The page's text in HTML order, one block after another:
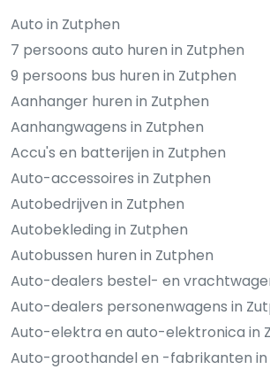
Auto in Zutphen
7 persoons auto huren in Zutphen
9 persoons bus huren in Zutphen
Aanhanger huren in Zutphen
Aanhangwagens in Zutphen
Accu's en batterijen in Zutphen
Auto-accessoires in Zutphen
Autobedrijven in Zutphen
Autobekleding in Zutphen
Autobussen huren in Zutphen
Auto-dealers bestel- en
Auto-dealers personenwagens in
Auto-elektra en auto-elektronica in
Auto-groothandel en -fabrikanten in